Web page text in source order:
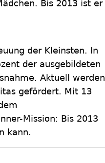
Bis 2013 ist er
der Kleinsten. In
der ausgebildeten
Aktuell werden
gefördert. Mit 13
Mission: Bis 2013
kann.